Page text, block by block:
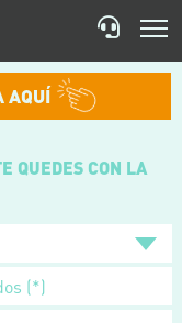
AQUÍ
QUEDES CON LA